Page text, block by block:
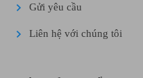
Gửi yêu cầu
Liên hệ với chúng tôi